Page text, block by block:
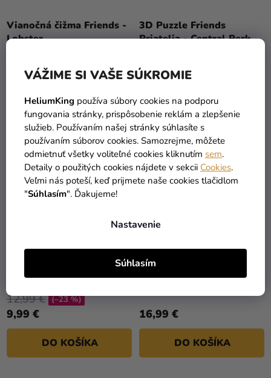
VÁŽIME SI VAŠE SÚKROMIE
HeliumKing používa súbory cookies na podporu
fungovania stránky, prispôsobenie reklám a zlepšenie
služieb. Používaním našej stránky súhlasíte s
používaním súborov cookies. Samozrejme, môžete
odmietnuť všetky voliteľné cookies kliknutím sem.
Detaily o použitých cookies nájdete v sekcii Cookies.
Veľmi nás poteší, keď prijmete naše cookies tlačidlom
"Súhlasím". Ďakujeme!
Nastavenie
Súhlasím
Vianočná čižma Friends -
Lobster
7,99 €
DO KOŠÍKA
3D Puzzle Friends
Priatelia - Central Perk
39,09 €
DO KOŠÍKA
Hrnček Friends/Priatelia -
9,99 €
12,99 € (–23 %)
DO KOŠÍKA
Keramický hrnček Friends
16,99 €
DO KOŠÍKA